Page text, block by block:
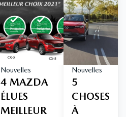
Nouvelles
4 MAZDA
ÉLUES
MEILLEUR
Nouvelles
5
CHOSES
À